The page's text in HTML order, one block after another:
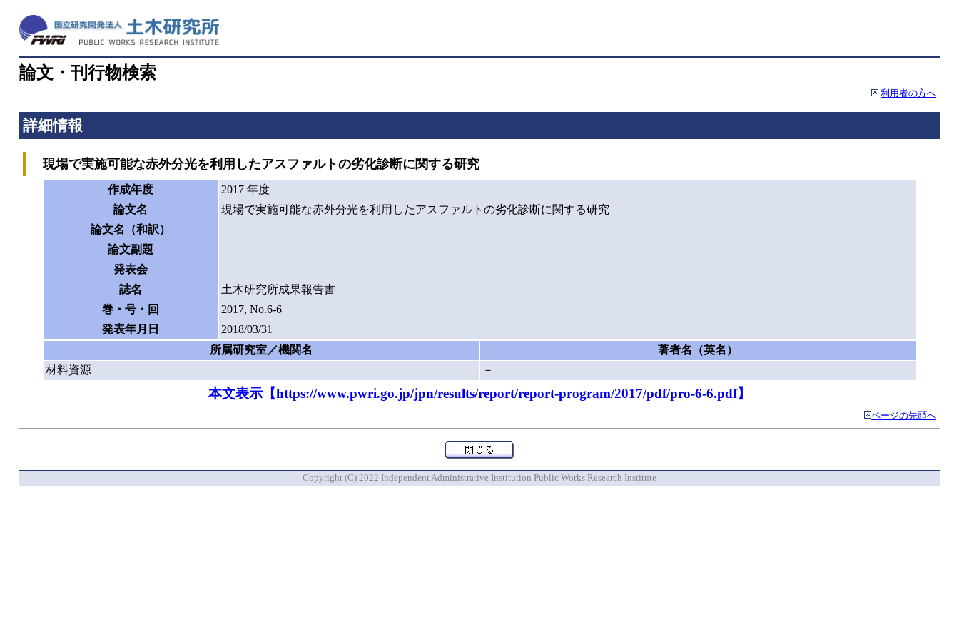
論文・刊行物検索
利用者の方へ
詳細情報
現場で実施可能な赤外分光を利用したアスファルトの劣化診断に関する研究
作成年度
2017 年度
論文名
現場で実施可能な赤外分光を利用したアスファルトの劣化診断に関する研究
論文名（和訳）
論文副題
発表会
誌名
土木研究所成果報告書
巻・号・回
2017, No.6-6
発表年月日
2018/03/31
所属研究室／機関名
著者名（英名）
材料資源
－
本文表示【https://www.pwri.go.jp/jpn/results/report/report-program/2017/pdf/pro-6-6.pdf】
ページの先頭へ
Copyright (C) 2022 Independent Administrative Institution Public Works Research Institute